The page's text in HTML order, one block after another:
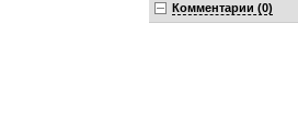
Комментарии (0)